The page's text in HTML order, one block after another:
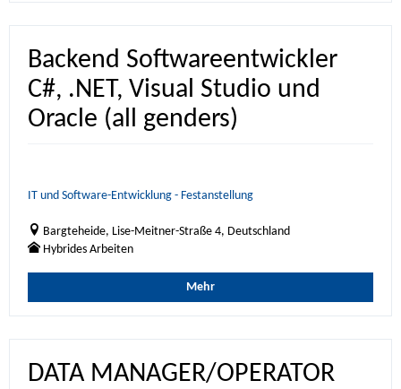
Backend Softwareentwickler
C#, .NET, Visual Studio und
Oracle (all genders)
IT und Software-Entwicklung - Festanstellung
Bargteheide, Lise-Meitner-Straße 4, Deutschland
Hybrides Arbeiten
Mehr
DATA MANAGER/OPERATOR